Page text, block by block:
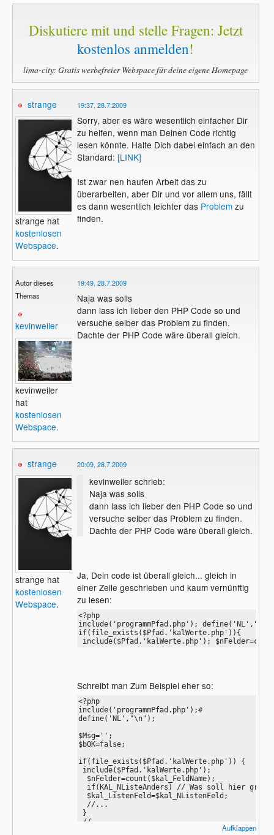
Diskutiere mit und stelle Fragen: Jetzt
kostenlos anmelden!
lima-city: Gratis werbefreier Webspace für deine eigene Homepage
strange
strange hat
kostenlosen
Webspace.
19:37, 28.7.2009
Sorry, aber es wäre wesentlich einfacher Dir
zu helfen, wenn man Deinen Code richtig
lesen könnte. Halte Dich dabei einfach an den
Standard: [LINK]
Ist zwar nen haufen Arbeit das zu
überarbeiten, aber Dir und vor allem uns, fällt
es dann wesentlich leichter das Problemzu
finden.
Autor dieses
Themas
kevinweiler
kevinweiler
hat
kostenlosen
Webspace.
19:49, 28.7.2009
Naja was solls
dann lass ich lieber den PHP Code so und
versuche selber das Problem zu finden.
Dachte der PHP Code wäre überall gleich.
strange
strange hat
kostenlosen
Webspace.
20:09, 28.7.2009
kevinweiler schrieb:
Naja was solls
dann lass ich lieber den PHP Code so und
versuche selber das Problem zu finden.
Dachte der PHP Code wäre überall gleich.
Ja, Dein code ist überall gleich... gleich in
einer Zeile geschrieben und kaum vernünftig
zu lesen:
<?php
include('programmPfad.php');
if(file_exists($Pfad.'kalWerte.php')){
include($Pfad.'kalWerte.php');
Schreibt man Zum Beispiel eher so:
<?php
include('programmPfad.php');#
define('NL',"\n");
$Msg='';
$bOK=false;
if(file_exists($Pfad.'kalWerte.php')) {
include($Pfad.'kalWerte.php');
  $nFelder=count($kal_FeldName);
if(KAL_NListeAnders) // Was soll hier groß
  $kal_ListenFeld=$kal_NListenFeld;
  //...
}
//...
Aufklappen